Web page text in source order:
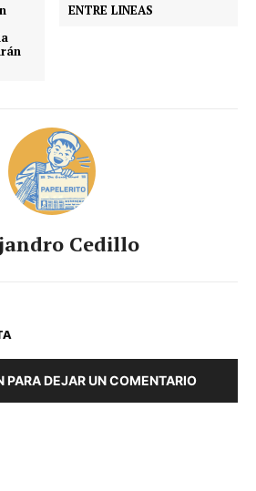
ENTRE LINEAS
Cedillo
PARA DEJAR UN COMENTARIO